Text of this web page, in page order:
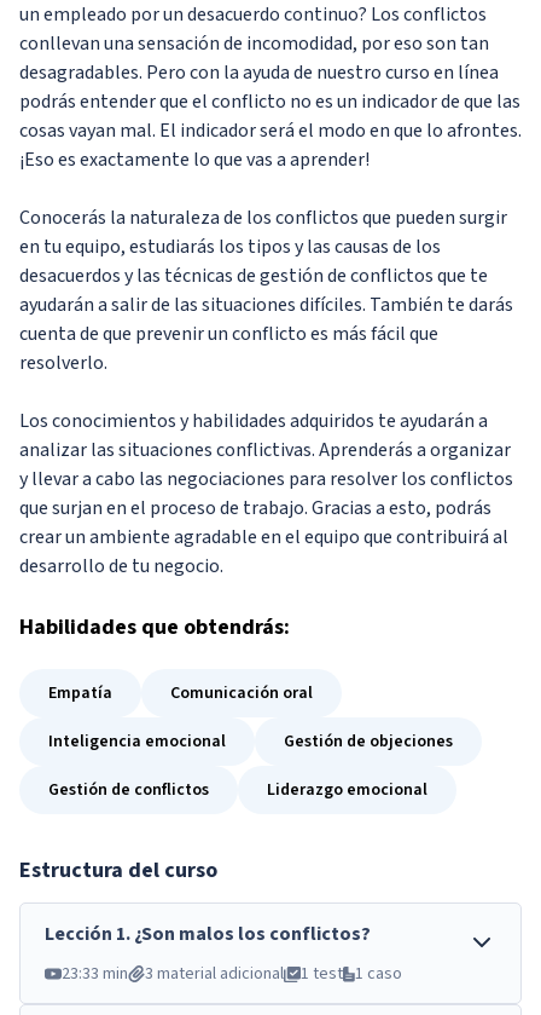
un empleado por un desacuerdo continuo? Los conflictos
conllevan una sensación de incomodidad, por eso son tan
desagradables. Pero con la ayuda de nuestro curso en línea
podrás entender que el conflicto no es un indicador de que las
cosas vayan mal. El indicador será el modo en que lo afrontes.
¡Eso es exactamente lo que vas a aprender!
Conocerás la naturaleza de los conflictos que pueden surgir
en tu equipo, estudiarás los tipos y las causas de los
desacuerdos y las técnicas de gestión de conflictos que te
ayudarán a salir de las situaciones difíciles. También te darás
cuenta de que prevenir un conflicto es más fácil que
resolverlo.
Los conocimientos y habilidades adquiridos te ayudarán a
analizar las situaciones conflictivas. Aprenderás a organizar
y llevar a cabo las negociaciones para resolver los conflictos
que surjan en el proceso de trabajo. Gracias a esto, podrás
crear un ambiente agradable en el equipo que contribuirá al
desarrollo de tu negocio.
Habilidades que obtendrás:
Empatía
Comunicación oral
Inteligencia emocional
Gestión de objeciones
Gestión de conflictos
Liderazgo emocional
Estructura del curso
Lección 1.¿Son malos los conflictos?
23:33 min 3 material adicional 1 test 1 caso